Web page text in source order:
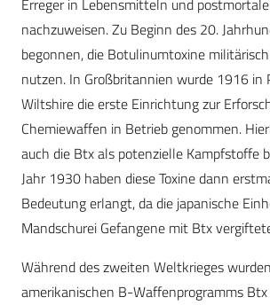
Erreger in Lebensmitteln und
nachzuweisen. Zu Beginn des 20.
begonnen, die Botulinumtoxine
nutzen. In Großbritannien wurde 1916 in
Wiltshire die erste Einrichtung zur
Chemiewaffen in Betrieb genommen.
auch die Btx als potenzielle Kampfstoffe
Jahr 1930 haben diese Toxine dann
Bedeutung erlangt, da die japanische
Mandschurei Gefangene mit Btx
Während des zweiten Weltkrieges
amerikanischen B-Waffenprogramms